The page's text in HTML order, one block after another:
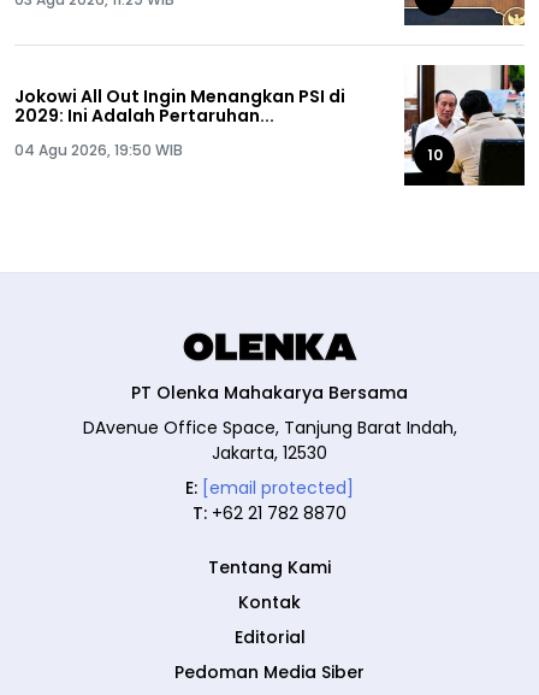
Jokowi All Out Ingin Menangkan PSI di
2029: Ini Adalah Pertaruhan...
04 Agu 2026, 19:50 WIB 10
PT Olenka Mahakarya Bersama
DAvenue Office Space, Tanjung Barat Indah,
Jakarta, 12530
E: [email protected]
T: +62 21 782 8870
Tentang Kami
Kontak
Editorial
Pedoman Media Siber